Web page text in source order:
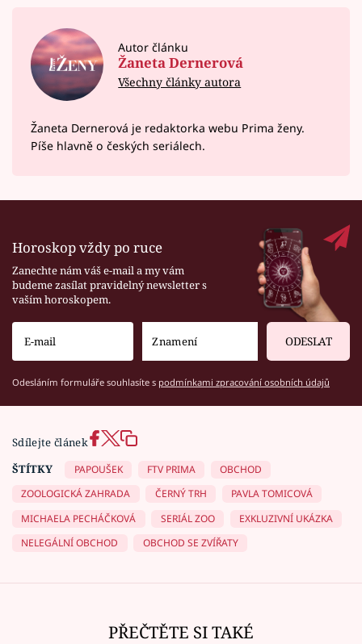
Autor článku
Žaneta Dernerová
Všechny články autora
Žaneta Dernerová je redaktorka webu Prima ženy.
Píše hlavně o českých seriálech.
Horoskop vždy po ruce
Zanechte nám váš e-mail a my vám
budeme zasílat pravidelný newsletter s
vaším horoskopem.
ODESLAT
Odesláním formuláře souhlasíte s podmínkami zpracování osobních údajů
Sdílejte článek
ŠTÍTKY
PAPOUŠEK FTV PRIMA
OBCHOD
ZOOLOGICKÁ ZAHRADA
ČERNÝ TRH
PAVLA TOMICOVÁ
MICHAELA PECHÁČKOVÁ
SERIÁL ZOO
EXKLUZIVNÍ UKÁZKA
NELEGÁLNÍ OBCHOD
OBCHOD SE ZVÍŘATY
PŘEČTĚTE SI TAKÉ